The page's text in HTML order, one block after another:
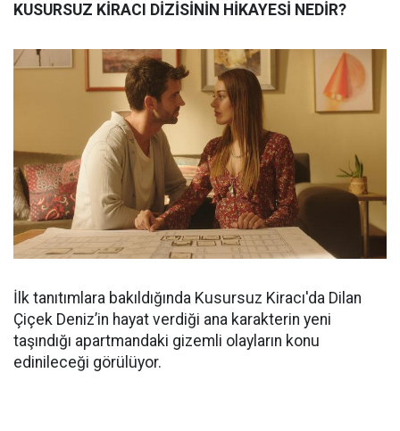
KUSURSUZ KİRACI DİZİSİNİN HİKAYESİ NEDİR?
İlk tanıtımlara bakıldığında Kusursuz Kiracı'da Dilan
Çiçek Deniz’in hayat verdiği ana karakterin yeni
taşındığı apartmandaki gizemli olayların konu
edinileceği görülüyor.